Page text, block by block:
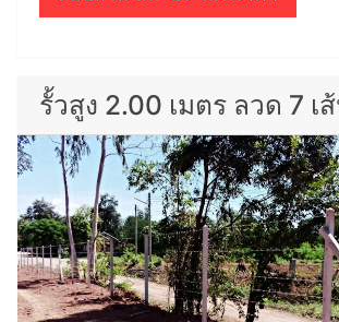
รั้วสูง 2.00 เมตร ลวด 7 เ